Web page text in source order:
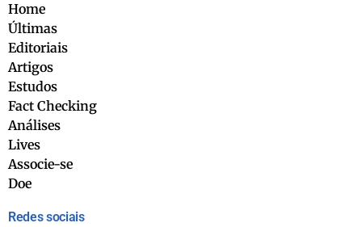
Home
Últimas
Editoriais
Artigos
Estudos
Fact Checking
Análises
Lives
Associe-se
Doe
Redes sociais